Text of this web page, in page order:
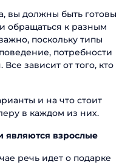
вы должны быть готовы
обращаться к разным
поскольку типы
потребности
Все зависит от того, кто
и на что стоит
в каждом из них.
являются взрослые
речь идет о подарке